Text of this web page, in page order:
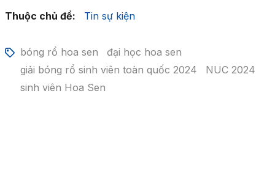
Thuộc chủ đề: Tin sự kiện
bóng rổ hoa sen
đại học hoa sen
giải bóng rổ sinh viên toàn quốc 2024
NUC 2024
sinh viên Hoa Sen